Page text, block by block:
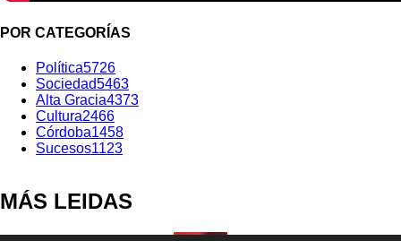
POR CATEGORÍAS
Política5726
Sociedad5463
Alta Gracia4373
Cultura2466
Córdoba1458
Sucesos1123
MÁS LEIDAS